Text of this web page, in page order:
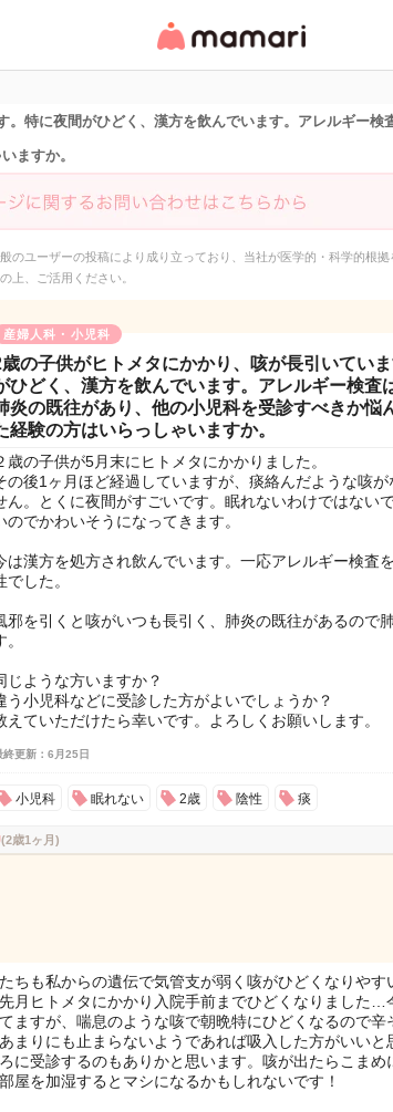
リ・情報サイト
特に夜間がひどく、漢方を飲んでいます。アレルギー
ますか。
のユーザーの投稿により成り立っており、当社が医学的・科学的根拠
上、ご活用ください。
産婦人科・小児科
の子供がヒトメタにかかり、咳が長引いてい
ひどく、漢方を飲んでいます。アレルギー検査
炎の既往があり、他の小児科を受診すべきか悩
経験の方はいらっしゃいますか。
歳の子供が5月末にヒトメタにかかりました。
の後1ヶ月ほど経過していますが、痰絡んだような咳が
ん。とくに夜間がすごいです。眠れないわけではない
のでかわいそうになってきます。
は漢方を処方され飲んでいます。一応アレルギー検査
でした。
邪を引くと咳がいつも長引く、肺炎の既往があるので
。
じような方いますか？
う小児科などに受診した方がよいでしょうか？
えていただけたら幸いです。よろしくお願いします。
終更新：6月25日
小児科 眠れない 2歳 陰性 痰
(2歳1ヶ月)
ちも私からの遺伝で気管支が弱く咳がひどくなりやす
月ヒトメタにかかり入院手前までひどくなりました…
ますが、喘息のような咳で朝晩特にひどくなるので辛
まりにも止まらないようであれば吸入した方がいいと
に受診するのもありかと思います。咳が出たらこまめ
屋を加湿するとマシになるかもしれないです！